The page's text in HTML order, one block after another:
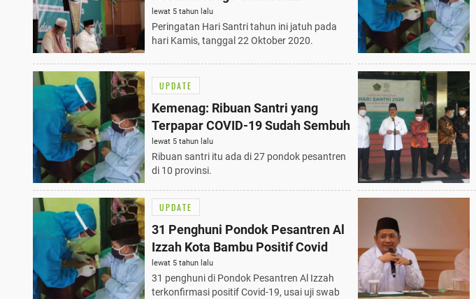
lewat 5 tahun lalu
Peringatan Hari Santri tahun ini jatuh pada
hari Kamis, tanggal 22 Oktober 2020.
UPDATE
Kemenag: Ribuan Santri yang
Terpapar COVID-19 Sudah Sembuh
lewat 5 tahun lalu
Ribuan santri itu ada di 27 pondok pesantren
di 10 provinsi.
UPDATE
31 Penghuni Pondok Pesantren Al
Izzah Kota Bambu Positif Covid
lewat 5 tahun lalu
31 penghuni di Pondok Pesantren Al Izzah
terkonfirmasi positif Covid-19, usai uji swab